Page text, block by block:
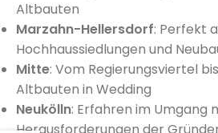
Altbauten
Marzahn-Hellersdorf: Perfekt
Hochhaussiedlungen und
Mitte: Vom Regierungsviertel
Altbauten in Wedding
Neukölln: Erfahren im Umgang
Herausforderungen der